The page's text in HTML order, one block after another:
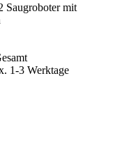
mit
1-3 Werktage